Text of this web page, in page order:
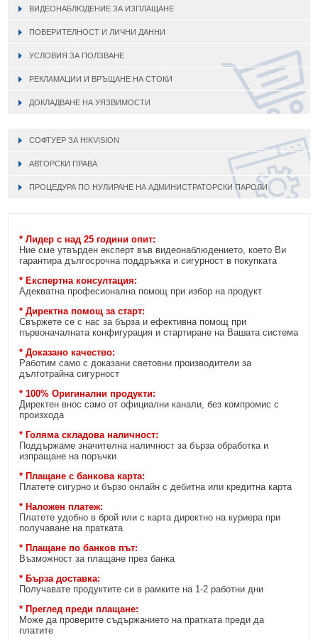
ВИДЕОНАБЛЮДЕНИЕ ЗА ИЗПЛАЩАНЕ
ПОВЕРИТЕЛНОСТ И ЛИЧНИ ДАННИ
УСЛОВИЯ ЗА ПОЛЗВАНЕ
РЕКЛАМАЦИИ И ВРЪЩАНЕ НА СТОКИ
ДОКЛАДВАНЕ НА УЯЗВИМОСТИ
СОФТУЕР ЗА HIKVISION
АВТОРСКИ ПРАВА
ПРОЦЕДУРА ПО НУЛИРАНЕ НА АДМИНИСТРАТОРСКИ ПАРОЛИ
* Лидер с над 25 години опит:
Ние сме утвърден експерт във видеонаблюдението, което Ви
гарантира дългосрочна поддръжка и сигурност в покупката
* Експертна консултация:
Адекватна професионална помощ при избор на продукт
* Директна помощ за старт:
Свържете се с нас за бърза и ефективна помощ при
първоначалната конфигурация и стартиране на Вашата система
* Доказано качество:
Работим само с доказани световни производители за
дълготрайна сигурност
* 100% Оригинални продукти:
Директен внос само от официални канали, без компромис с
произхода
* Голяма складова наличност:
Поддържаме значителна наличност за бърза обработка и
изпращане на поръчки
* Плащане с банкова карта:
Платете сигурно и бързо онлайн с дебитна или кредитна карта
* Наложен платеж:
Платете удобно в брой или с карта директно на куриера при
получаване на пратката
* Плащане по банков път:
Възможност за плащане през банка
* Бърза доставка:
Получавате продуктите си в рамките на 1-2 работни дни
* Преглед преди плащане:
Може да проверите съдържанието на пратката преди да
платите